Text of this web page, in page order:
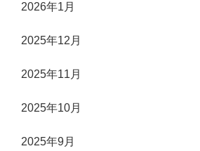
2026年1月
2025年12月
2025年11月
2025年10月
2025年9月